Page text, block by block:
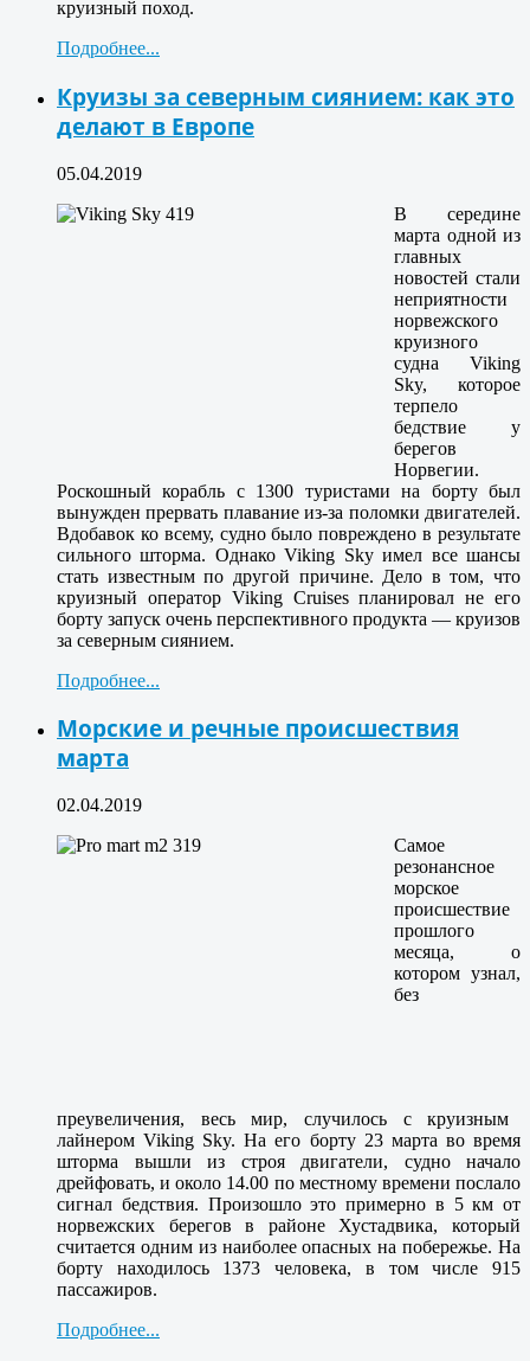
круизный поход.
Подробнее...
Круизы за северным сиянием: как это
делают в Европе
05.04.2019
В середине
марта одной из
главных
новостей стали
неприятности
норвежского
круизного
судна Viking
Sky, которое
терпело
бедствие у
берегов
Норвегии.
Роскошный корабль с 1300 туристами на борту был
вынужден прервать плавание из-за поломки двигателей.
Вдобавок ко всему, судно было повреждено в результате
сильного шторма. Однако Viking Sky имел все шансы
стать известным по другой причине. Дело в том, что
круизный оператор Viking Cruises планировал не его
борту запуск очень перспективного продукта — круизов
за северным сиянием.
Подробнее...
Морские и речные происшествия
марта
02.04.2019
Самое
резонансное
морское
происшествие
прошлого
месяца, о
котором узнал,
без
преувеличения, весь мир, случилось с круизным
лайнером Viking Sky. На его борту 23 марта во время
шторма вышли из строя двигатели, судно начало
дрейфовать, и около 14.00 по местному времени послало
сигнал бедствия. Произошло это примерно в 5 км от
норвежских берегов в районе Хустадвика, который
считается одним из наиболее опасных на побережье. На
борту находилось 1373 человека, в том числе 915
пассажиров.
Подробнее...